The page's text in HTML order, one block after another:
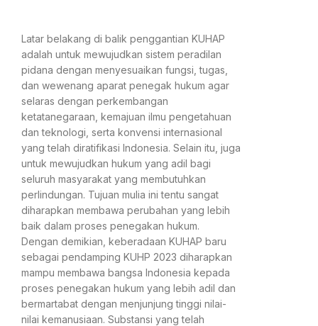
Latar belakang di balik penggantian KUHAP
adalah untuk mewujudkan sistem peradilan
pidana dengan menyesuaikan fungsi, tugas,
dan wewenang aparat penegak hukum agar
selaras dengan perkembangan
ketatanegaraan, kemajuan ilmu pengetahuan
dan teknologi, serta konvensi internasional
yang telah diratifikasi Indonesia. Selain itu, juga
untuk mewujudkan hukum yang adil bagi
seluruh masyarakat yang membutuhkan
perlindungan. Tujuan mulia ini tentu sangat
diharapkan membawa perubahan yang lebih
baik dalam proses penegakan hukum.
Dengan demikian, keberadaan KUHAP baru
sebagai pendamping KUHP 2023 diharapkan
mampu membawa bangsa Indonesia kepada
proses penegakan hukum yang lebih adil dan
bermartabat dengan menjunjung tinggi nilai-
nilai kemanusiaan. Substansi yang telah